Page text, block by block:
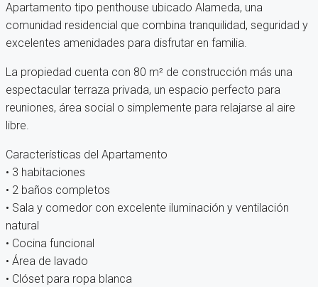
Apartamento tipo penthouse ubicado Alameda, una
comunidad residencial que combina tranquilidad, seguridad y
excelentes amenidades para disfrutar en familia.
La propiedad cuenta con 80 m² de construcción más una
espectacular terraza privada, un espacio perfecto para
reuniones, área social o simplemente para relajarse al aire
libre.
Características del Apartamento
• 3 habitaciones
• 2 baños completos
• Sala y comedor con excelente iluminación y ventilación
natural
• Cocina funcional
• Área de lavado
• Clóset para ropa blanca